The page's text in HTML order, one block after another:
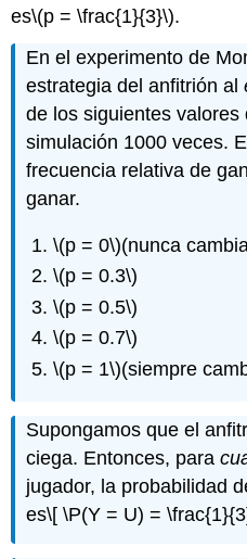
es\(p = \frac{1}{3}\).
En el experimento de
estrategia del anfitrión al
de los siguientes valores
simulación 1000 veces.
frecuencia relativa de
ganar.
\(p = 0\)(nunca
\(p = 0.3\)
\(p = 0.5\)
\(p = 0.7\)
\(p = 1\)(siempre
Supongamos que el
ciega. Entonces, para
jugador, la probabilidad
es\[ \P(Y = U) =